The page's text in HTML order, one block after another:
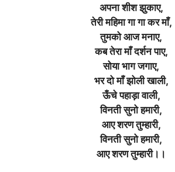
अपना शीश झुकाए,
तेरी महिमा गा गा कर माँ,
तुमको आज मनाए,
कब तेरा माँ दर्शन पाए,
सोया भाग जगाए,
भर दो माँ झोली खाली,
ऊँचे पहाड़ा वाली,
विनती सुनो हमारी,
आए शरण तुम्हारी,
विनती सुनो हमारी,
आए शरण तुम्हारी।।